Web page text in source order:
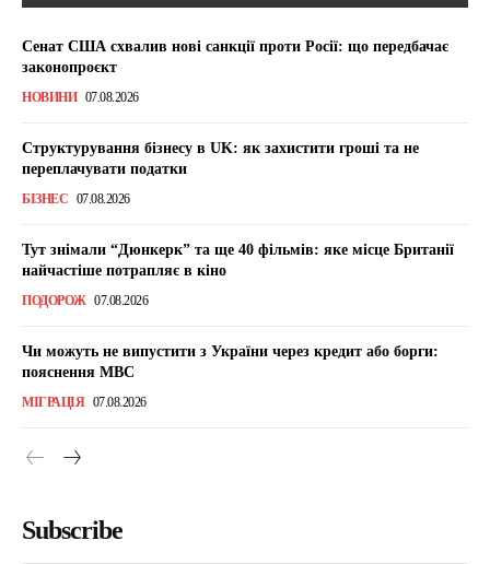
Сенат США схвалив нові санкції проти Росії: що передбачає
законопроєкт
НОВИНИ 07.08.2026
Структурування бізнесу в UK: як захистити гроші та не
переплачувати податки
БІЗНЕС 07.08.2026
Тут знімали “Дюнкерк” та ще 40 фільмів: яке місце Британії
найчастіше потрапляє в кіно
ПОДОРОЖ 07.08.2026
Чи можуть не випустити з України через кредит або борги:
пояснення МВС
МІГРАЦІЯ 07.08.2026
Subscribe